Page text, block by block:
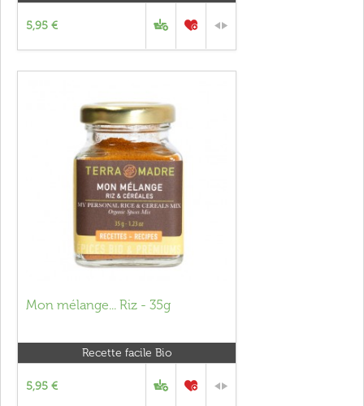
5,95 €
Mon mélange... Riz - 35g
Recette facile Bio
5,95 €